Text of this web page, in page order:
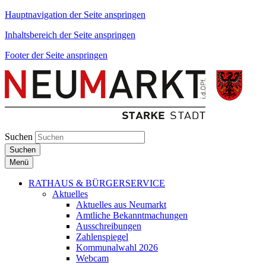
Hauptnavigation der Seite anspringen
Inhaltsbereich der Seite anspringen
Footer der Seite anspringen
Suchen
Suchen
Menü
RATHAUS & BÜRGERSERVICE
Aktuelles
Aktuelles aus Neumarkt
Amtliche Bekanntmachungen
Ausschreibungen
Zahlenspiegel
Kommunalwahl 2026
Webcam